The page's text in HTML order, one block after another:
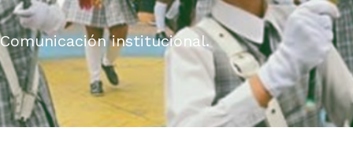
Comunicación institucional.